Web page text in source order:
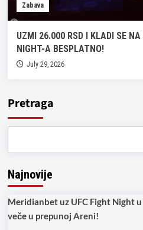
Zabava
UZMI 26.000 RSD I KLADI SE NA
NIGHT-A BESPLATNO!
July 29, 2026
Pretraga
Najnovije
Meridianbet uz UFC Fight Night
veče u prepunoj Areni!